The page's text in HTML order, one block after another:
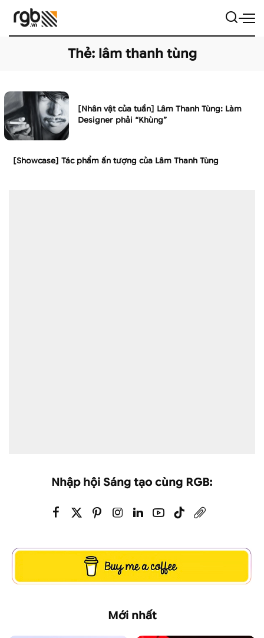
Thẻ: lâm thanh tùng
[Nhân vật của tuần] Lâm Thanh Tùng: Làm
Designer phải “Khùng”
[Showcase] Tác phẩm ấn tượng của Lâm Thanh Tùng
Nhập hội Sáng tạo cùng RGB:
Mới nhất